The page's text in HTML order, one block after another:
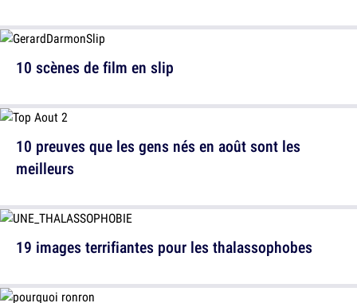
10 scènes de film en slip
19 images terrifiantes pour les thalassophobes
10 preuves que les gens nés en août sont les
meilleurs